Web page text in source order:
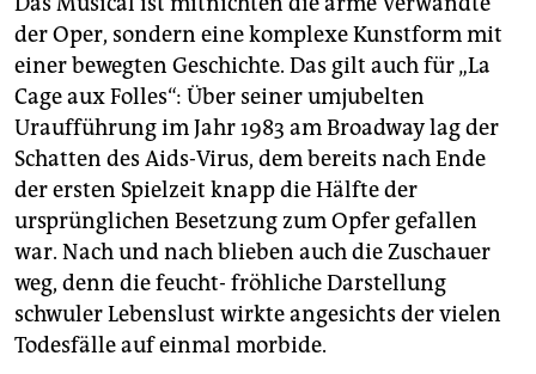
der Oper, sondern eine komplexe Kunstform mit
einer bewegten Geschichte. Das gilt auch für „La
Cage aux Folles“: Über seiner umjubelten
Uraufführung im Jahr 1983 am Broadway lag der
Schatten des Aids-Virus, dem bereits nach Ende
der ersten Spielzeit knapp die Hälfte der
ursprünglichen Besetzung zum Opfer gefallen
war. Nach und nach blieben auch die Zuschauer
weg, denn die feucht- fröhliche Darstellung
schwuler Lebenslust wirkte angesichts der vielen
Todesfälle auf einmal morbide.